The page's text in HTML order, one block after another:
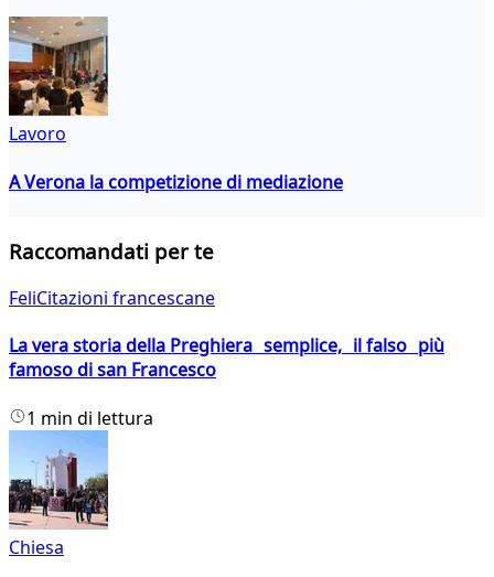
Lavoro
A Verona la competizione di mediazione
Raccomandati per te
FeliCitazioni francescane
La vera storia della Preghiera semplice, il falso più
famoso di san Francesco
1 min di lettura
Chiesa